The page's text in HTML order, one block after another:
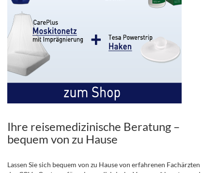
Ihre reisemedizinische Beratung –
bequem von zu Hause
Lassen Sie sich bequem von zu Hause von erfahrenen Fachärzten